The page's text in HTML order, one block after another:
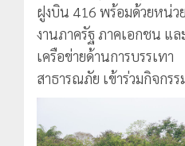
ฝูงบิน 416 พร้อมด้วยหน่วย
งานภาครัฐ ภาคเอกชน แล
เครือข่ายด้านการบรรเทา
สาธารณภัย เข้าร่วมกิจกรร